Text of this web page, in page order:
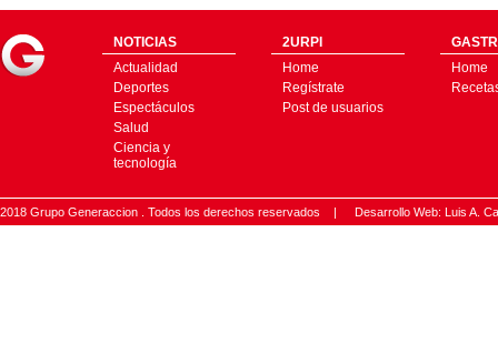
NOTICIAS
Actualidad
Deportes
Espectáculos
Salud
Ciencia y
tecnología
2URPI
Home
Regístrate
Post de usuarios
Home
2018 Grupo Generaccion . Todos los derechos reservados | Desarrollo Web: Luis